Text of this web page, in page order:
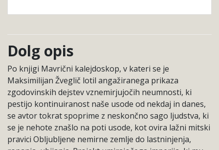
Dolg opis
Po knjigi Mavrični kalejdoskop, v kateri se je
Maksimilijan Žveglič lotil angažiranega prikaza
zgodovinskih dejstev vznemirjujočih neumnosti, ki
pestijo kontinuiranost naše usode od nekdaj in danes,
se avtor tokrat spoprime z neskončno sago ljudstva, ki
se je nehote znašlo na poti usode, kot ovira lažni mitski
pravici Obljubljene nemirne zemlje do lastninjenja,